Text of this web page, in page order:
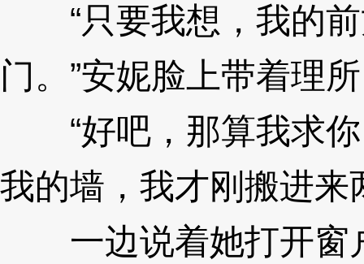
“只要我想，我的前
门。”安妮脸上带着理
“好吧，那算我求你
我的墙，我才刚搬进来
一边说着她打开窗